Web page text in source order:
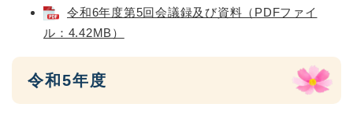
令和6年度第5回会議録及び資料（PDFファイ
ル：4.42MB）
令和5年度